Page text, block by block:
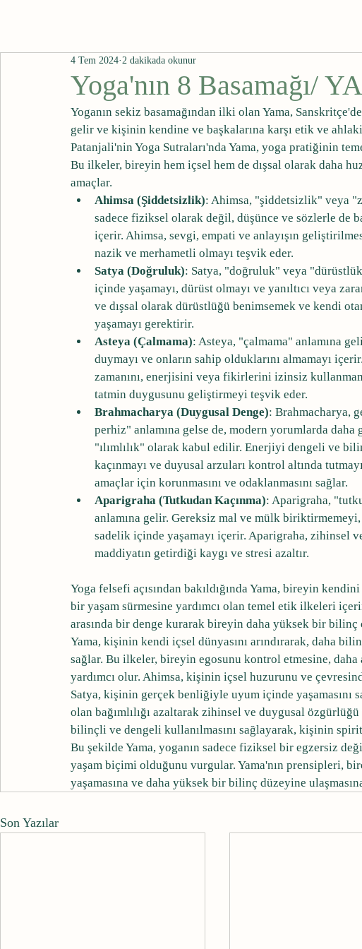
Yoga'nın 8 Basamağı/
4 Tem 2024 2 dakikada okunur
Yoganın sekiz basamağından ilki olan Yama,
gelir ve kişinin kendine ve başkalarına karşı etik ve ahlaki
Patanjali'nin Yoga Sutraları'nda Yama, yoga pratiğinin
Bu ilkeler, bireyin hem içsel hem de dışsal olarak daha
amaçlar.
Ahimsa (Şiddetsizlik): Ahimsa, "şiddetsizlik" veya
sadece fiziksel olarak değil, düşünce ve sözlerle de
içerir. Ahimsa, sevgi, empati ve anlayışın
nazik ve merhametli olmayı teşvik eder.
Satya (Doğruluk): Satya, "doğruluk" veya
içinde yaşamayı, dürüst olmayı ve yanıltıcı veya
ve dışsal olarak dürüstlüğü benimsemek ve kendi
yaşamayı gerektirir.
Asteya (Çalmama): Asteya, "çalmama" anlamına
duymayı ve onların sahip olduklarını almamayı
zamanını, enerjisini veya fikirlerini izinsiz
tatmin duygusunu geliştirmeyi teşvik eder.
Brahmacharya (Duygusal Denge): Brahmacharya,
perhiz" anlamına gelse de, modern yorumlarda
"ılımlılık" olarak kabul edilir. Enerjiyi dengeli ve
kaçınmayı ve duyusal arzuları kontrol altında
amaçlar için korunmasını ve odaklanmasını sağlar.
Aparigraha (Tutkudan Kaçınma): Aparigraha,
anlamına gelir. Gereksiz mal ve mülk biriktirmemeyi,
sadelik içinde yaşamayı içerir. Aparigraha, zihinsel
maddiyatın getirdiği kaygı ve stresi azaltır.
Yoga felsefi açısından bakıldığında Yama, bireyin
bir yaşam sürmesine yardımcı olan temel etik ilkeleri
arasında bir denge kurarak bireyin daha yüksek bir bilinç
Yama, kişinin kendi içsel dünyasını arındırarak, daha
sağlar. Bu ilkeler, bireyin egosunu kontrol etmesine,
yardımcı olur. Ahimsa, kişinin içsel huzurunu ve
Satya, kişinin gerçek benliğiyle uyum içinde yaşamasını
olan bağımlılığı azaltarak zihinsel ve duygusal
bilinçli ve dengeli kullanılmasını sağlayarak, kişinin
Bu şekilde Yama, yoganın sadece fiziksel bir egzersiz
yaşam biçimi olduğunu vurgular. Yama'nın prensipleri,
yaşamasına ve daha yüksek bir bilinç düzeyine
Son Yazılar